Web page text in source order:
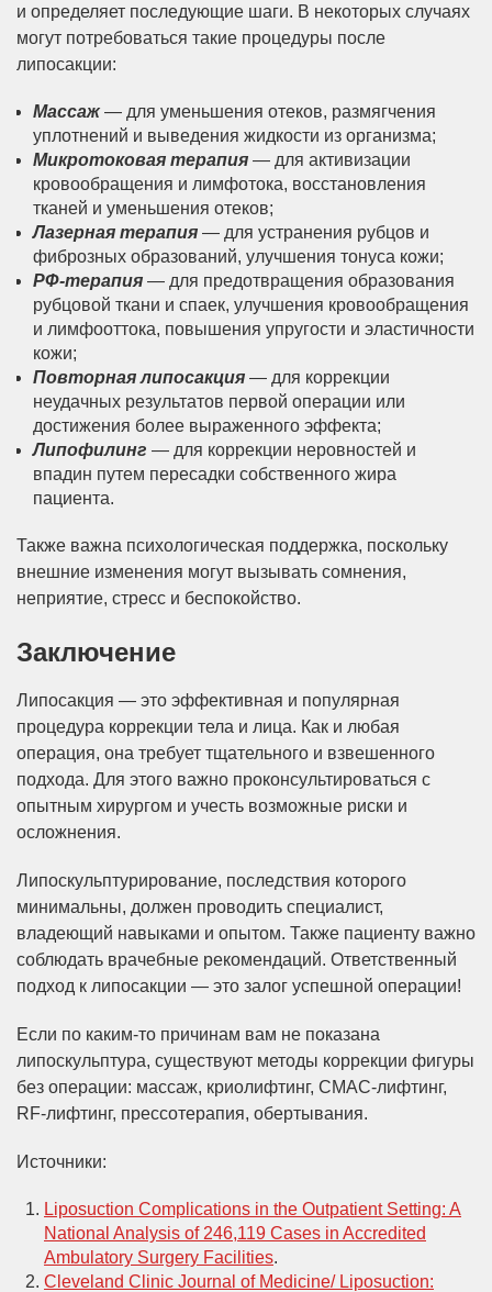
и определяет последующие шаги. В некоторых случаях
могут потребоваться такие процедуры после
липосакции:
Массаж — для уменьшения отеков, размягчения
уплотнений и выведения жидкости из организма;
Микротоковая терапия — для активизации
кровообращения и лимфотока, восстановления
тканей и уменьшения отеков;
Лазерная терапия — для устранения рубцов и
фиброзных образований, улучшения тонуса кожи;
РФ-терапия — для предотвращения образования
рубцовой ткани и спаек, улучшения кровообращения
и лимфооттока, повышения упругости и эластичности
кожи;
Повторная липосакция — для коррекции
неудачных результатов первой операции или
достижения более выраженного эффекта;
Липофилинг — для коррекции неровностей и
впадин путем пересадки собственного жира
пациента.
Также важна психологическая поддержка, поскольку
внешние изменения могут вызывать сомнения,
неприятие, стресс и беспокойство.
Заключение
Липосакция — это эффективная и популярная
процедура коррекции тела и лица. Как и любая
операция, она требует тщательного и взвешенного
подхода. Для этого важно проконсультироваться с
опытным хирургом и учесть возможные риски и
осложнения.
Липоскульптурирование, последствия которого
минимальны, должен проводить специалист,
владеющий навыками и опытом. Также пациенту важно
соблюдать врачебные рекомендаций. Ответственный
подход к липосакции — это залог успешной операции!
Если по каким-то причинам вам не показана
липоскульптура, существуют методы коррекции фигуры
без операции: массаж, криолифтинг, СМАС-лифтинг,
RF-лифтинг, прессотерапия, обертывания.
Источники:
Liposuction Complications in the Outpatient Setting: A
National Analysis of 246,119 Cases in Accredited
Ambulatory Surgery Facilities.
Cleveland Clinic Journal of Medicine/ Liposuction: